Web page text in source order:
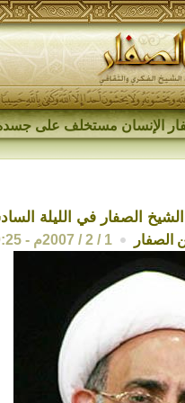
الإنسان مستخلف على
الشيخ الصفار في الليلة
1 / 2 / 2007م - 10:25 م